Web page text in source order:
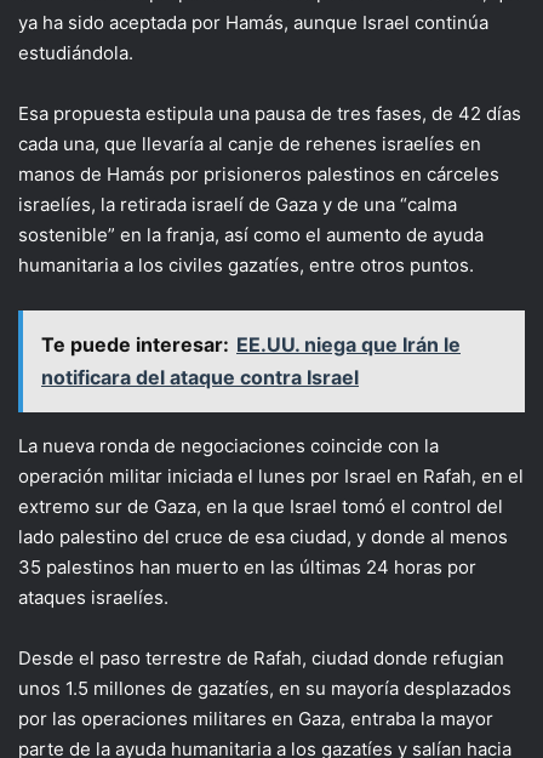
ya ha sido aceptada por Hamás, aunque Israel continúa
estudiándola.
Esa propuesta estipula una pausa de tres fases, de 42 días
cada una, que llevaría al canje de rehenes israelíes en
manos de Hamás por prisioneros palestinos en cárceles
israelíes, la retirada israelí de Gaza y de una “calma
sostenible” en la franja, así como el aumento de ayuda
humanitaria a los civiles gazatíes, entre otros puntos.
Te puede interesar: EE.UU. niega que Irán le
notificara del ataque contra Israel
La nueva ronda de negociaciones coincide con la
operación militar iniciada el lunes por Israel en Rafah, en el
extremo sur de Gaza, en la que Israel tomó el control del
lado palestino del cruce de esa ciudad, y donde al menos
35 palestinos han muerto en las últimas 24 horas por
ataques israelíes.
Desde el paso terrestre de Rafah, ciudad donde refugian
unos 1.5 millones de gazatíes, en su mayoría desplazados
por las operaciones militares en Gaza, entraba la mayor
parte de la ayuda humanitaria a los gazatíes y salían hacia